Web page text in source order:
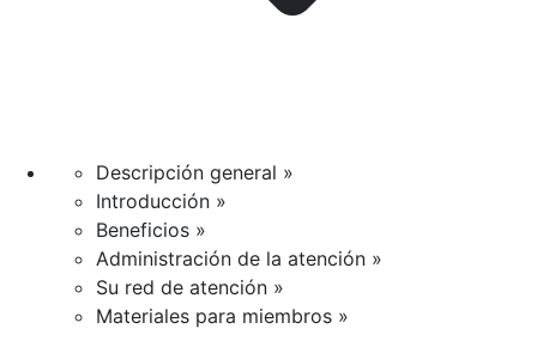
Descripción general »
Introducción »
Beneficios »
Administración de la atención »
Su red de atención »
Materiales para miembros »